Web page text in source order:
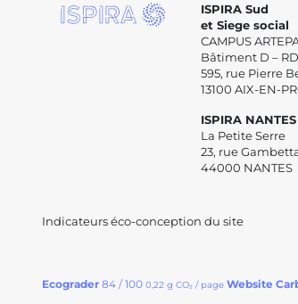
ISPIRA Sud
et Siege social
CAMPUS
Bâtiment D –
595, rue Pierre
13100 AIX-EN-
ISPIRA NANTES
La Petite Serre
23, rue
44000 NANTES
Indicateurs éco-conception du site
Ecograder 84 / 100 0,22 g CO₂ / page Website